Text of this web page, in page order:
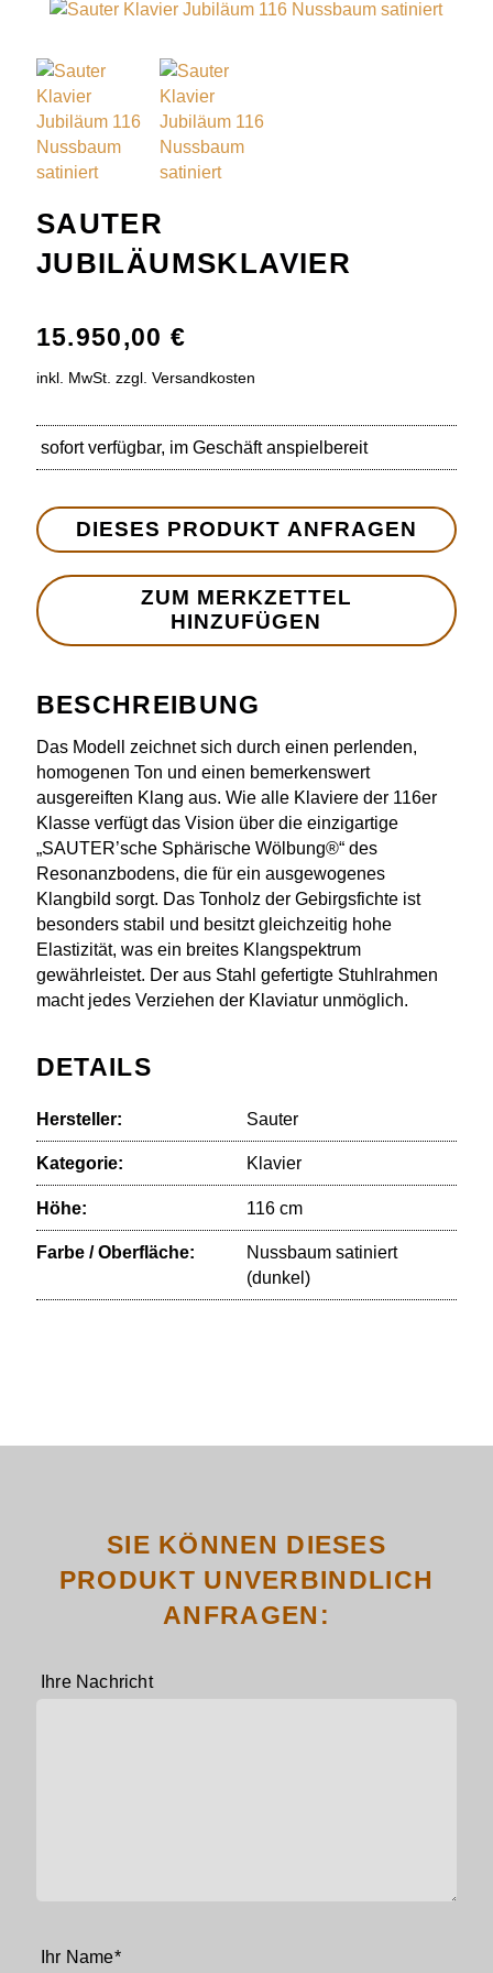
SAUTER
JUBILÄUMSKLAVIER
15.950,00 €
inkl. MwSt. zzgl. Versandkosten
sofort verfügbar, im Geschäft anspielbereit
DIESES PRODUKT ANFRAGEN
BESCHREIBUNG
Das Modell zeichnet sich durch einen perlenden,
homogenen Ton und einen bemerkenswert
ausgereiften Klang aus. Wie alle Klaviere der 116er
Klasse verfügt das Vision über die einzigartige
„SAUTER’sche Sphärische Wölbung®“ des
Resonanzbodens, die für ein ausgewogenes
Klangbild sorgt. Das Tonholz der Gebirgsfichte ist
besonders stabil und besitzt gleichzeitig hohe
Elastizität, was ein breites Klangspektrum
gewährleistet. Der aus Stahl gefertigte Stuhlrahmen
macht jedes Verziehen der Klaviatur unmöglich.
DETAILS
Hersteller: Sauter
Kategorie: Klavier
Höhe: 116 cm
Farbe / Oberfläche:
Nussbaum satiniert
(dunkel)
SIE KÖNNEN DIESES
PRODUKT UNVERBINDLICH
ANFRAGEN:
Ihre Nachricht
Pflichtfeld
Ihr Name*